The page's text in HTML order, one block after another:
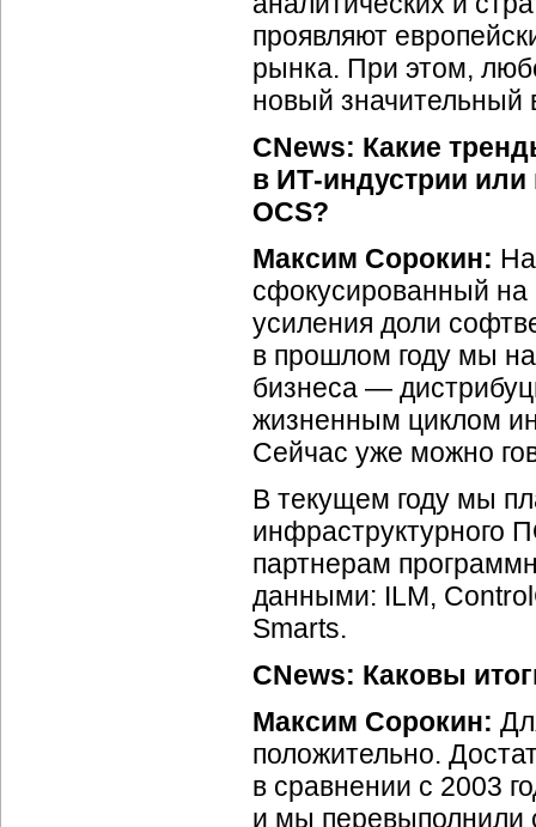
проявляют
рынка. При этом,
новый значительный
CNews: Какие
в ИТ-индустрии или
OCS?
Максим Сорокин:
сфокусированный на
усиления доли
в прошлом году мы
бизнеса —
жизненным циклом
Сейчас уже можно
В текущем году мы
инфраструктурного
партнерам
данными: ILM,
Smarts.
CNews: Каковы
Максим Сорокин:
положительно.
в сравнении с 2003
и мы перевыполнили